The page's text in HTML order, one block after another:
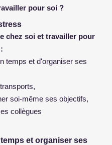
pour soi ?
chez soi et travailler pour
temps et d'organiser ses
soi-même ses objectifs,
collègues
et organiser ses